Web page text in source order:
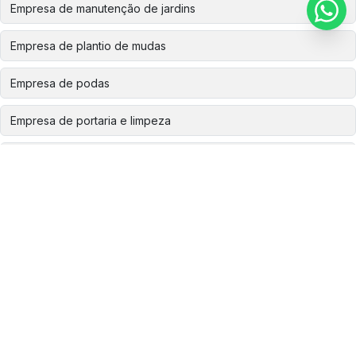
Empresa de manutenção de jardins
Empresa de plantio de mudas
Empresa de podas
Empresa de portaria e limpeza